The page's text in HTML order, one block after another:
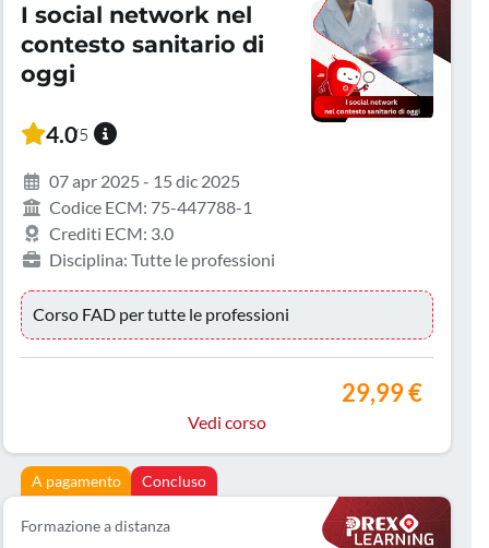
I social network nel
contesto sanitario di
oggi
07 apr 2025 - 15 dic 2025
Codice ECM: 75-447788-1
Crediti ECM: 3.0
Disciplina: Tutte le professioni
4.0/5
Corso FAD per tutte le professioni
29,99 €
Vedi corso
A pagamento Concluso
Formazione a distanza